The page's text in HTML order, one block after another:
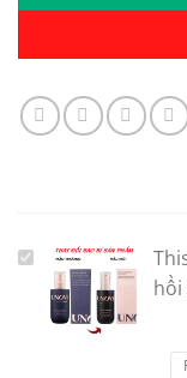
Tinh
chất
nuôi
hồi